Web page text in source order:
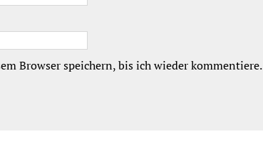
Browser speichern, bis ich wieder kommentiere.